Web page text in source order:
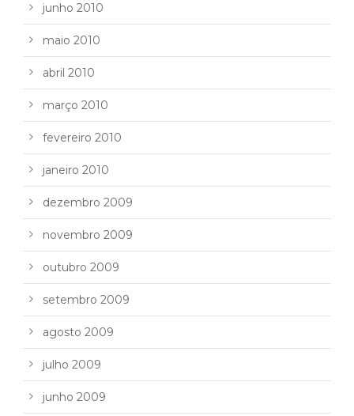
junho 2010
maio 2010
abril 2010
março 2010
fevereiro 2010
janeiro 2010
dezembro 2009
novembro 2009
outubro 2009
setembro 2009
agosto 2009
julho 2009
junho 2009